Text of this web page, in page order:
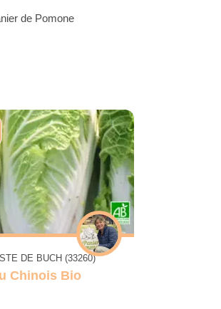
de Pomone
DE BUCH (33260)
Chinois Bio